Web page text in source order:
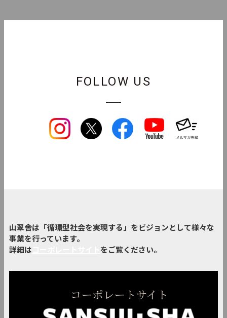
FOLLOW US
山翠舎は「循環型社会を実現する」をビジョンとして様々な
事業を行っています。
詳細は
をご覧ください。